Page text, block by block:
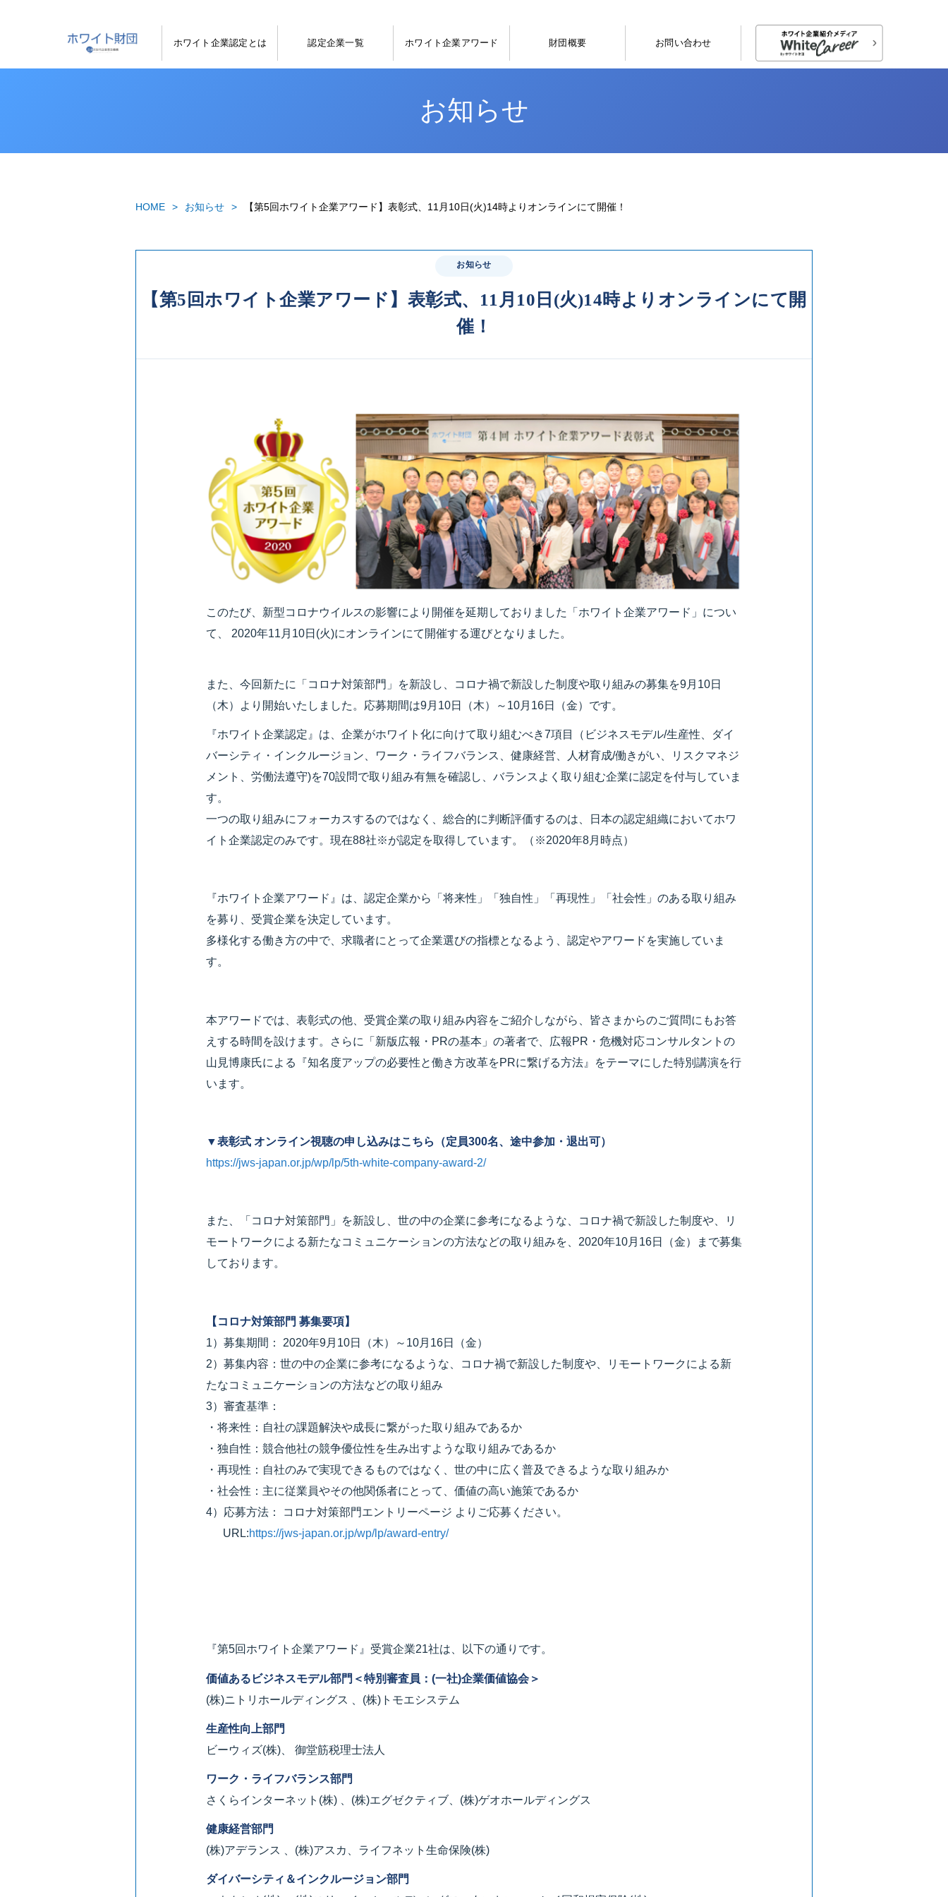
ホワイト企業認定とは 認定企業一覧 ホワイト企業アワード 財団概要 お問い合わせ
お知らせ
HOME お知らせ 【第5回ホワイト企業アワード】表彰式、11月10日(火)14時よりオンラインにて開催！
お知らせ
【第5回ホワイト企業アワード】表彰式、11月10日(火)14時よりオンラインにて開
催！
このたび、新型コロナウイルスの影響により開催を延期しておりました「ホワイト企業アワード」につい
て、 2020年11月10日(火)にオンラインにて開催する運びとなりました。
また、今回新たに「コロナ対策部門」を新設し、コロナ禍で新設した制度や取り組みの募集を9月10日
（木）より開始いたしました。応募期間は9月10日（木）～10月16日（金）です。
『ホワイト企業認定』は、企業がホワイト化に向けて取り組むべき7項目（ビジネスモデル/生産性、ダイ
バーシティ・インクルージョン、ワーク・ライフバランス、健康経営、人材育成/働きがい、リスクマネジ
メント、労働法遵守)を70設問で取り組み有無を確認し、バランスよく取り組む企業に認定を付与していま
す。
一つの取り組みにフォーカスするのではなく、総合的に判断評価するのは、日本の認定組織においてホワ
イト企業認定のみです。現在88社※が認定を取得しています。（※2020年8月時点）
『ホワイト企業アワード』は、認定企業から「将来性」「独自性」「再現性」「社会性」のある取り組み
を募り、受賞企業を決定しています。
多様化する働き方の中で、求職者にとって企業選びの指標となるよう、認定やアワードを実施していま
す。
本アワードでは、表彰式の他、受賞企業の取り組み内容をご紹介しながら、皆さまからのご質問にもお答
えする時間を設けます。さらに「新版広報・PRの基本」の著者で、広報PR・危機対応コンサルタントの
山見博康氏による『知名度アップの必要性と働き方改革をPRに繋げる方法』をテーマにした特別講演を行
います。
▼表彰式 オンライン視聴の申し込みはこちら（定員300名、途中参加・退出可）
https://jws-japan.or.jp/wp/lp/5th-white-company-award-2/
また、「コロナ対策部門」を新設し、世の中の企業に参考になるような、コロナ禍で新設した制度や、リ
モートワークによる新たなコミュニケーションの方法などの取り組みを、2020年10月16日（金）まで募集
しております。
【コロナ対策部門 募集要項】
1）募集期間： 2020年9月10日（木）～10月16日（金）
2）募集内容：世の中の企業に参考になるような、コロナ禍で新設した制度や、リモートワークによる新
たなコミュニケーションの方法などの取り組み
3）審査基準：
・将来性：自社の課題解決や成長に繋がった取り組みであるか
・独自性：競合他社の競争優位性を生み出すような取り組みであるか
・再現性：自社のみで実現できるものではなく、世の中に広く普及できるような取り組みか
・社会性：主に従業員やその他関係者にとって、価値の高い施策であるか
4）応募方法： コロナ対策部門エントリーページ よりご応募ください。
URL:https://jws-japan.or.jp/wp/lp/award-entry/
『第5回ホワイト企業アワード』受賞企業21社は、以下の通りです。
価値あるビジネスモデル部門＜特別審査員：(一社)企業価値協会＞
(株)ニトリホールディングス 、(株)トモエシステム
生産性向上部門
ビーウィズ(株)、 御堂筋税理士法人
ワーク・ライフバランス部門
さくらインターネット(株) 、(株)エグゼクティブ、(株)ゲオホールディングス
健康経営部門
(株)アデランス 、(株)アスカ、ライフネット生命保険(株)
ダイバーシティ＆インクルージョン部門